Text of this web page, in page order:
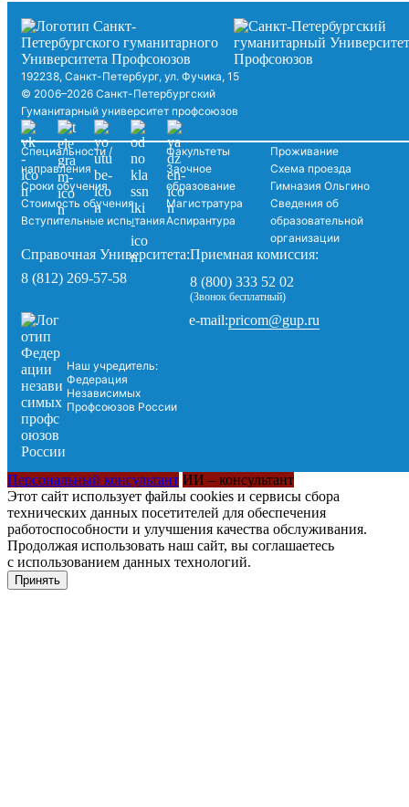
192238, Санкт-Петербург, ул. Фучика, 15
© 2006–2026 Санкт-Петербургский
Гуманитарный университет профсоюзов
Специальности /
направления
Сроки обучения
Стоимость обучения
Вступительные испытания
Факультеты
Заочное
образование
Магистратура
Аспирантура
Проживание
Схема проезда
Гимназия Ольгино
Сведения об
образовательной
организации
Справочная Университета:
8 (812) 269-57-58
Приемная комиссия:
8 (800) 333 52 02
(Звонок бесплатный)
Наш учредитель:
Федерация
Независимых
Профсоюзов России
e-mail:pricom@gup.ru
Персональный консультант ИИ – консультант
Этот сайт использует файлы cookies и сервисы сбора
технических данных посетителей для обеспечения
работоспособности и улучшения качества обслуживания.
Продолжая использовать наш сайт, вы соглашаетесь
с использованием данных технологий.
Принять